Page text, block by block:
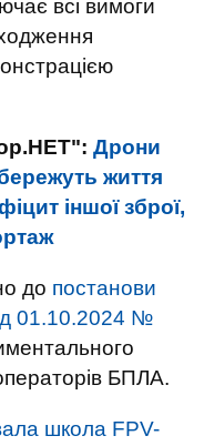
всі вимоги
Дрони
життя
іншої зброї,
до постанови
01.10.2024 №
БПЛА.
школа FPV-